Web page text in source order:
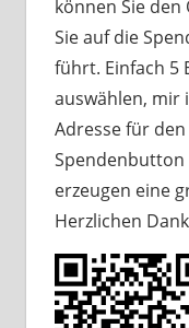
können Sie den
Sie auf die
führt. Einfach 5
auswählen, mir
Adresse für
Spendenbutton
erzeugen eine
Herzlichen